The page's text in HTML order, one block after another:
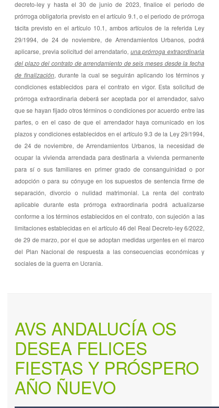
decreto-ley y hasta el 30 de junio de 2023, finalice el periodo de
prórroga obligatoria previsto en el artículo 9.1, o el periodo de prórroga
tácita previsto en el artículo 10.1, ambos artículos de la referida Ley
29/1994, de 24 de noviembre, de Arrendamientos Urbanos, podrá
aplicarse, previa solicitud del arrendatario, una prórroga extraordinaria
del plazo del contrato de arrendamiento de seis meses desde la fecha
de finalización, durante la cual se seguirán aplicando los términos y
condiciones establecidos para el contrato en vigor. Esta solicitud de
prórroga extraordinaria deberá ser aceptada por el arrendador, salvo
que se hayan fijado otros términos o condiciones por acuerdo entre las
partes, o en el caso de que el arrendador haya comunicado en los
plazos y condiciones establecidos en el artículo 9.3 de la Ley 29/1994,
de 24 de noviembre, de Arrendamientos Urbanos, la necesidad de
ocupar la vivienda arrendada para destinarla a vivienda permanente
para sí o sus familiares en primer grado de consanguinidad o por
adopción o para su cónyuge en los supuestos de sentencia firme de
separación, divorcio o nulidad matrimonial. La renta del contrato
aplicable durante esta prórroga extraordinaria podrá actualizarse
conforme a los términos establecidos en el contrato, con sujeción a las
limitaciones establecidas en el artículo 46 del Real Decreto-ley 6/2022,
de 29 de marzo, por el que se adoptan medidas urgentes en el marco
del Plan Nacional de respuesta a las consecuencias económicas y
sociales de la guerra en Ucrania.
AVS ANDALUCÍA OS
DESEA FELICES
FIESTAS Y PRÓSPERO
AÑO ÑUEVO